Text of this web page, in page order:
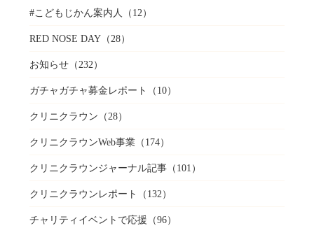
#こどもじかん案内人 （12）
RED NOSE DAY（28）
お知らせ（232）
ガチャガチャ募金レポート （10）
クリニクラウン （28）
クリニクラウンWeb事業（174）
クリニクラウンジャーナル記事（101）
クリニクラウンレポート （132）
チャリティイベントで応援 （96）